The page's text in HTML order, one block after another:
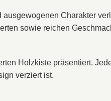
Charakter
sowie reichen
Holzkiste präsentiert.
verziert ist.